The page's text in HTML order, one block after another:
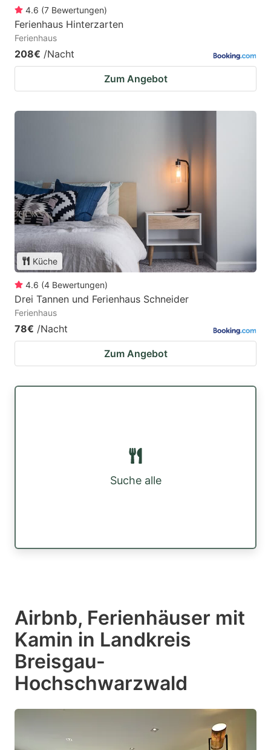
4.6 (7 Bewertungen)
Ferienhaus Hinterzarten
Ferienhaus
208€ /Nacht
Zum Angebot
Küche
4.6 (4 Bewertungen)
Drei Tannen und Ferienhaus Schneider
Ferienhaus
78€ /Nacht
Zum Angebot
Suche alle
Airbnb, Ferienhäuser mit
Kamin in Landkreis
Breisgau-
Hochschwarzwald